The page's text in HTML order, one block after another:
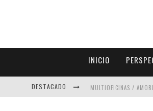
INICIO
DESTACADO MULTIOFICINAS /